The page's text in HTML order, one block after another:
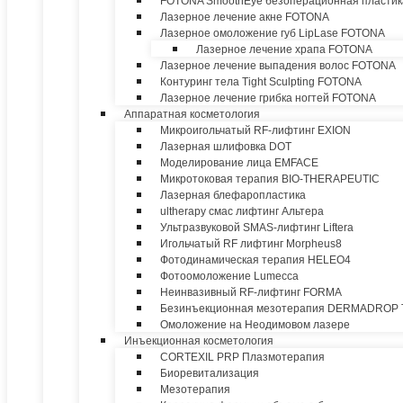
Лазерное лечение акне FOTONA
Лазерное омоложение губ LipLase FOTONA
Лазерное лечение храпа FOTONA
Лазерное лечение выпадения волос FOTONA
Контуринг тела Tight Sculpting FOTONA
Лазерное лечение грибка ногтей FOTONA
Аппаратная косметология
Микроигольчатый RF-лифтинг EXION
Лазерная шлифовка DOT
Моделирование лица EMFACE
Микротоковая терапия BIO-THERAPEUTIC
Лазерная блефаропластика
ultherapy смас лифтинг Альтера
Ультразвуковой SMAS-лифтинг Liftera
Игольчатый RF лифтинг Morpheus8
Фотодинамическая терапия HELEO4
Фотоомоложение Lumecca
Неинвазивный RF-лифтинг FORMA
Безинъекционная мезотерапия
Омоложение на Неодимовом лазере
Инъекционная косметология
CORTEXIL PRP Плазмотерапия
Биоревитализация
Мезотерапия